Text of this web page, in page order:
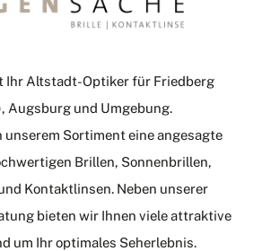
Ihr Altstadt-Optiker für Friedberg
Augsburg und Umgebung.
unserem Sortiment eine angesagte
Brillen, Sonnenbrillen,
Kontaktlinsen. Neben unserer
bieten wir Ihnen viele attraktive
um Ihr optimales Seherlebnis.